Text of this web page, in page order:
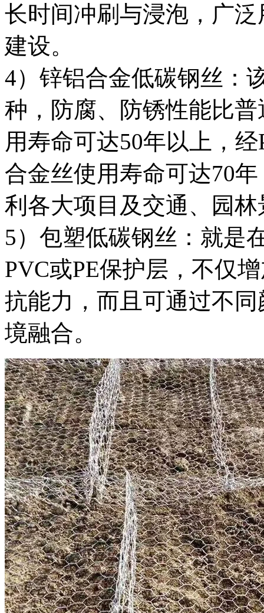
长时间冲刷与浸泡，广
建设。
4）锌铝合金低碳钢丝：
种，防腐、防锈性能比
用寿命可达50年以上，经
合金丝使用寿命可达70年
利各大项目及交通、园
5）包塑低碳钢丝：就是
PVC或PE保护层，不仅
抗能力，而且可通过不
境融合。